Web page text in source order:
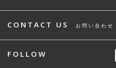
CONTACT US お問い合わせ
FOLLOW